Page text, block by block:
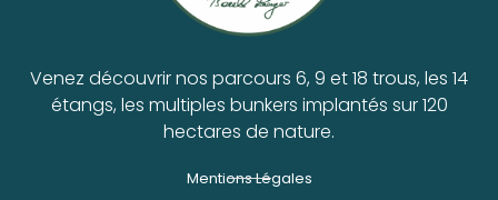
Venez découvrir nos parcours 6, 9 et 18 trous, les 14
étangs, les multiples bunkers implantés sur 120
hectares de nature.
Mentions Légales